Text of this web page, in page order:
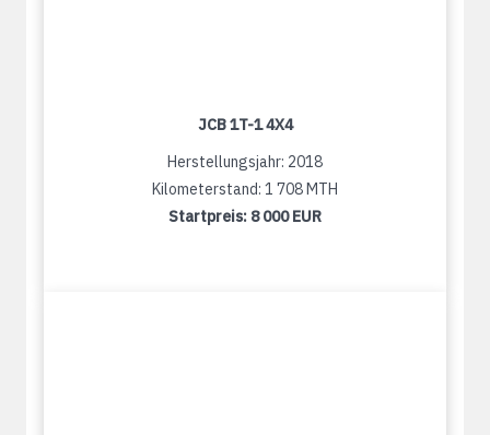
JCB 1T-1 4X4
Herstellungsjahr: 2018
Kilometerstand: 1 708 MTH
Startpreis: 8 000 EUR